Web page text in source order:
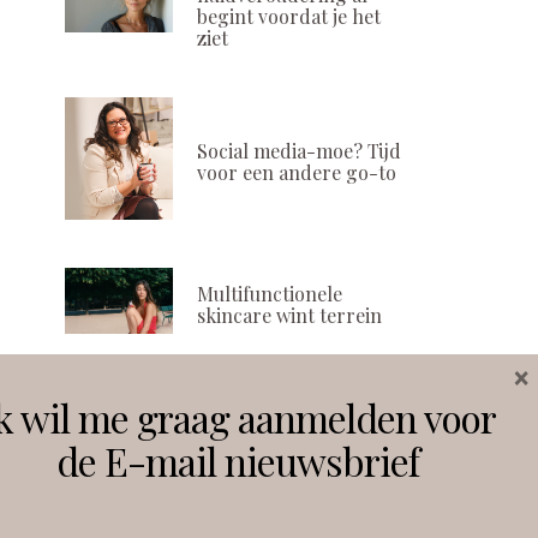
begint voordat je het
ziet
Social media-moe? Tijd
voor een andere go-to
Multifunctionele
skincare wint terrein
Volg ons
wil me graag aanmelden voor
de E-mail nieuwsbrief
×